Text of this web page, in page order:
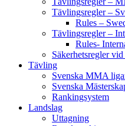
Tävlingsregler –
Rules –
Tävlingsregler –
Rules-
Säkerhetsregler
Tävling
Svenska MMA
Svenska
Rankingsystem
Landslag
Uttagning